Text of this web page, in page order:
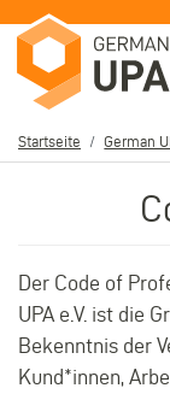
zum
Inhalt
Startseite German
Der Code of
UPA e.V. ist die
Bekenntnis der
Kund*innen,